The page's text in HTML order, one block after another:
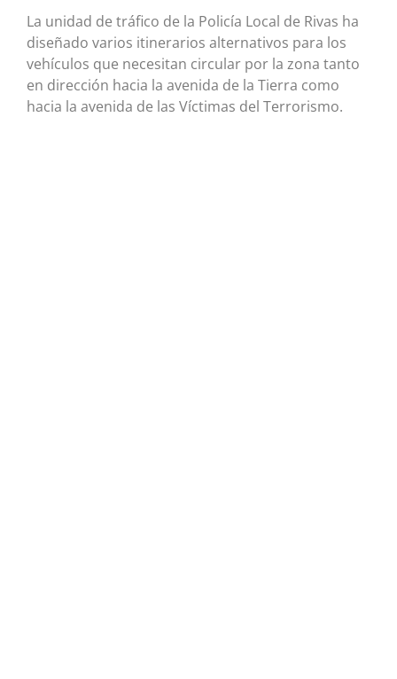
La unidad de tráfico de la Policía Local de Rivas ha
diseñado varios itinerarios alternativos para los
vehículos que necesitan circular por la zona tanto
en dirección hacia la avenida de la Tierra como
hacia la avenida de las Víctimas del Terrorismo.